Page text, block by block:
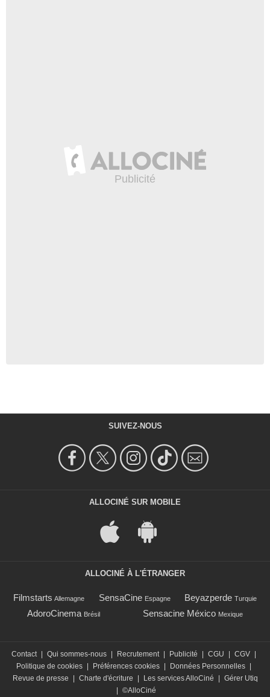
SUIVEZ-NOUS
ALLOCINÉ SUR MOBILE
ALLOCINÉ À L'ÉTRANGER
Filmstarts Allemagne SensaCine Espagne Beyazperde Turquie
AdoroCinema Brésil Sensacine México Mexique
Contact Qui sommes-nous Recrutement Publicité CGU CGV
Politique de cookies
Préférences cookies Données Personnelles
Revue de presse
Charte d'écriture Les services AlloCiné
Gérer Utiq
©AlloCiné